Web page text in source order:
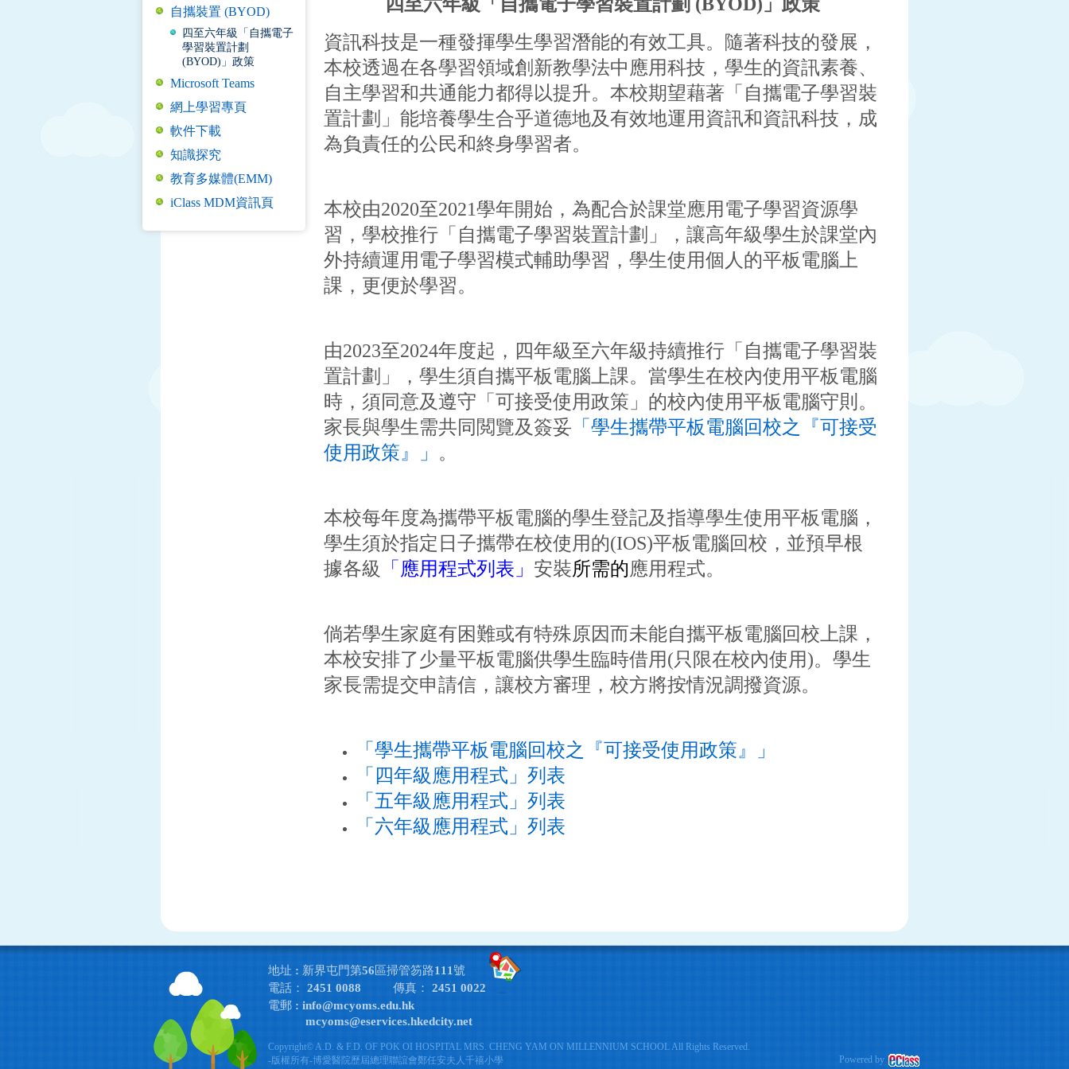
自攜裝置 (BYOD)
四至六年級「自攜電子
學習裝置計劃
(BYOD)」政策
Microsoft Teams
網上學習專頁
軟件下載
知識探究
教育多媒體(EMM)
iClass MDM資訊頁
資訊科技是一種發揮學生學習潛能的有效工具。隨著科技的發展，
本校透過在各學習領域創新教學法中應用科技，學生的資訊素養、
自主學習和共通能力都得以提升。本校期望藉著「自攜電子學習裝
置計劃」能培養學生合乎道德地及有效地運用資訊和資訊科技，成
為負責任的公民和終身學習者。
本校由2020至2021學年開始，為配合於課堂應用電子學習資源學
習，學校推行「自攜電子學習裝置計劃」，讓高年級學生於課堂內
外持續運用電子學習模式輔助學習，學生使用個人的平板電腦上
課，更便於學習。
由2023至2024年度起，四年級至六年級持續推行「自攜電子學習裝
置計劃」，學生須自攜平板電腦上課。當學生在校內使用平板電腦
時，須同意及遵守「可接受使用政策」的校內使用平板電腦守則。
家長與學生需共同閲覽及簽妥 「學生攜帶平板電腦回校之『可接受
使用政策』」 。
本校每年度為攜帶平板電腦的學生登記及指導學生使用平板電腦，
學生須於指定日子攜帶在校使用的(IOS)平板電腦回校，並預早根
據各級
「應用程式列表」 安裝所需的應用程式。
倘若學生家庭有困難或有特殊原因而未能自攜平板電腦回校上課，
本校安排了少量平板電腦供學生臨時借用(只限在校內使用)。學生
家長需提交申請信，讓校方審理，校方將按情況調撥資源。
「學生攜帶平板電腦回校之『可接受使用政策』」
「四年級應用程式」列表
「五年級應用程式」列表
「六年級應用程式」列表
地址 : 新界屯門第56區掃管笏路111號
電話： 2451 0088
傳真： 2451 0022
電郵 : info@mcyoms.edu.hk
mcyoms@eservices.hkedcity.net
Copyright© A.D. & F.D. OF POK OI HOSPITAL MRS. CHENG YAM ON MILLENNIUM SCHOOL All Rights Reserved.
-版權所有-博愛醫院歷屆總理聯誼會鄭任安夫人千禧小學
Powered by